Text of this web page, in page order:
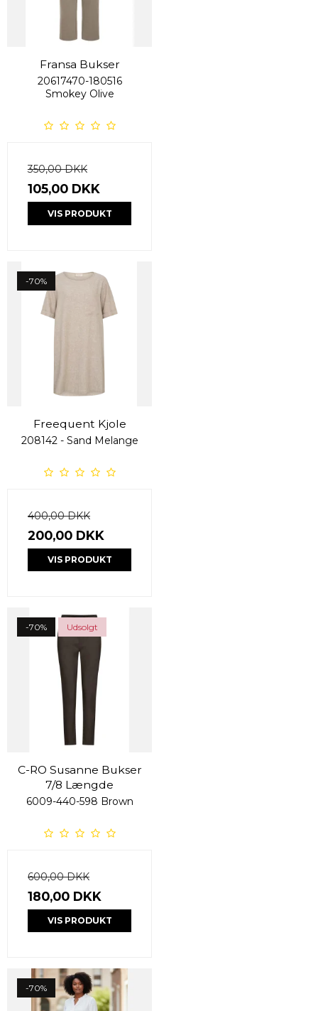
Fransa Bukser
20617470-180516
Smokey Olive
350,00 DKK
105,00 DKK
VIS PRODUKT
-70%
Freequent Kjole
208142 - Sand Melange
400,00 DKK
200,00 DKK
VIS PRODUKT
-70% Udsolgt
C-RO Susanne Bukser
7/8 Længde
6009-440-598 Brown
600,00 DKK
180,00 DKK
VIS PRODUKT
-70%